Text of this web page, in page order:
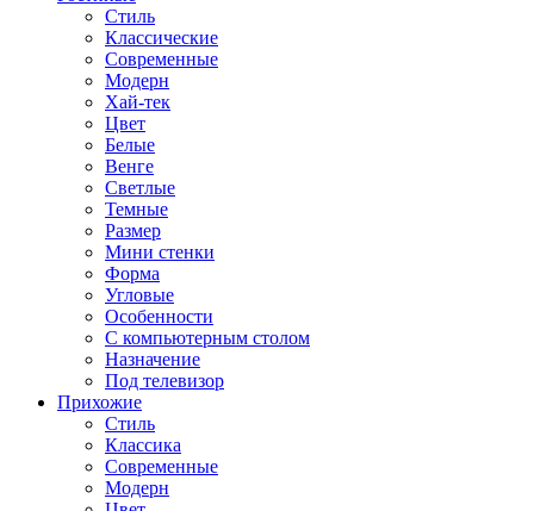
Стиль
Классические
Современные
Модерн
Хай-тек
Цвет
Белые
Венге
Светлые
Темные
Размер
Мини стенки
Форма
Угловые
Особенности
С компьютерным столом
Назначение
Под телевизор
Прихожие
Стиль
Классика
Современные
Модерн